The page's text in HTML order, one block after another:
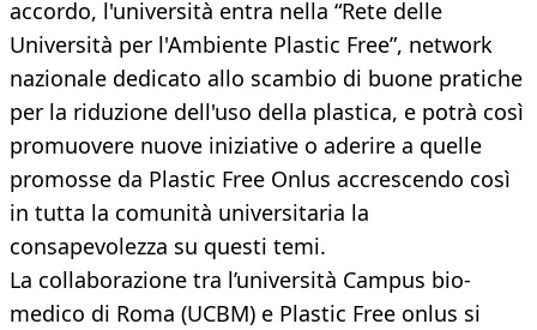
accordo, l'università entra nella “Rete delle
Università per l'Ambiente Plastic Free”, network
nazionale dedicato allo scambio di buone pratiche
per la riduzione dell'uso della plastica, e potrà così
promuovere nuove iniziative o aderire a quelle
promosse da Plastic Free Onlus accrescendo così
in tutta la comunità universitaria la
consapevolezza su questi temi.
La collaborazione tra l’università Campus bio-
medico di Roma (UCBM) e Plastic Free onlus si